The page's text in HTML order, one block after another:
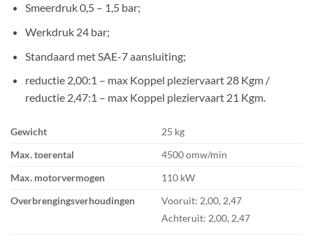
Smeerdruk 0,5 – 1,5 bar;
Werkdruk 24 bar;
Standaard met SAE-7 aansluiting;
reductie 2,00:1 – max Koppel pleziervaart 28 Kgm /
reductie 2,47:1 – max Koppel pleziervaart 21 Kgm.
Gewicht
25 kg
Max. toerental
4500 omw/min
Max. motorvermogen
110 kW
Overbrengingsverhoudingen
Vooruit: 2,00, 2,47
Achteruit: 2,00, 2,47